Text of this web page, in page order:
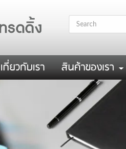
เกี่ยวกับเรา สินค้าของเรา